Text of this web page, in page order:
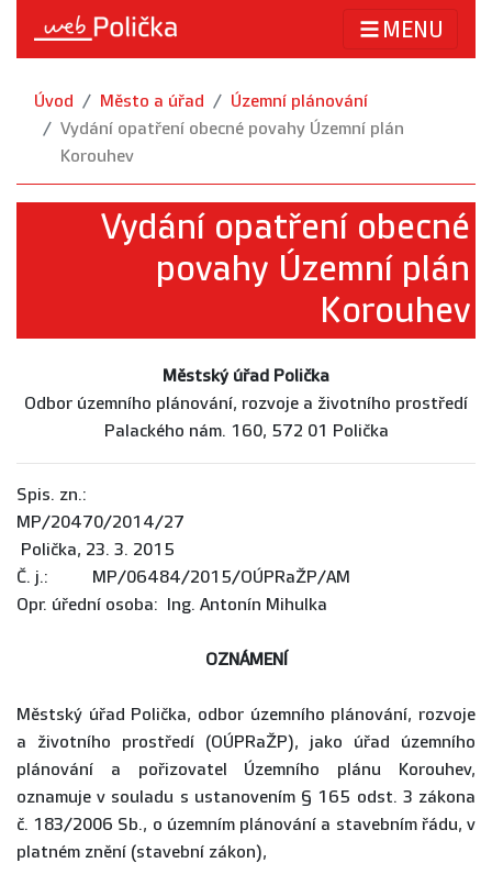
MENU
Úvod Město a úřad
Územní plánování
Vydání opatření obecné povahy Územní plán
Korouhev
Vydání opatření obecné
povahy Územní plán
Korouhev
Městský úřad Polička
Odbor územního plánování, rozvoje a životního prostředí
Palackého nám. 160, 572 01 Polička
Spis. zn.:
MP/20470/2014/27
Polička, 23. 3. 2015
Č. j.: MP/06484/2015/OÚPRaŽP/AM
Opr. úřední osoba: Ing. Antonín Mihulka
OZNÁMENÍ
Městský úřad Polička, odbor územního plánování, rozvoje
a životního prostředí (OÚPRaŽP), jako úřad územního
plánování a pořizovatel Územního plánu Korouhev,
oznamuje v souladu s ustanovením § 165 odst. 3 zákona
č. 183/2006 Sb., o územním plánování a stavebním řádu, v
platném znění (stavební zákon),